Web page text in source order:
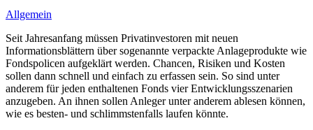
Allgemein
Seit Jahresanfang müssen Privatinvestoren mit neuen
Informationsblättern über sogenannte verpackte Anlageprodukte wie
Fondspolicen aufgeklärt werden. Chancen, Risiken und Kosten
sollen dann schnell und einfach zu erfassen sein. So sind unter
anderem für jeden enthaltenen Fonds vier Entwicklungsszenarien
anzugeben. An ihnen sollen Anleger unter anderem ablesen können,
wie es besten- und schlimmstenfalls laufen könnte.